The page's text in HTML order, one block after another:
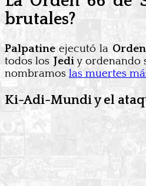
brutales?
Palpatine ejecutó la
todos los Jediy ordenando
nombramos las muertes
Ki-Adi-Mundi y el